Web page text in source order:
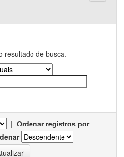
resultado de busca.
| Ordenar registros por